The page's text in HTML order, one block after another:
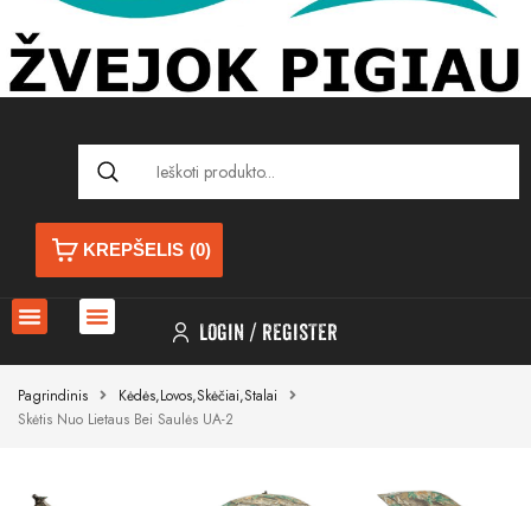
KREPŠELIS (0)
LOGIN REGISTER
Pagrindinis
Kėdės,lovos,skėčiai,stalai
Skėtis Nuo Lietaus Bei Saulės UA-2